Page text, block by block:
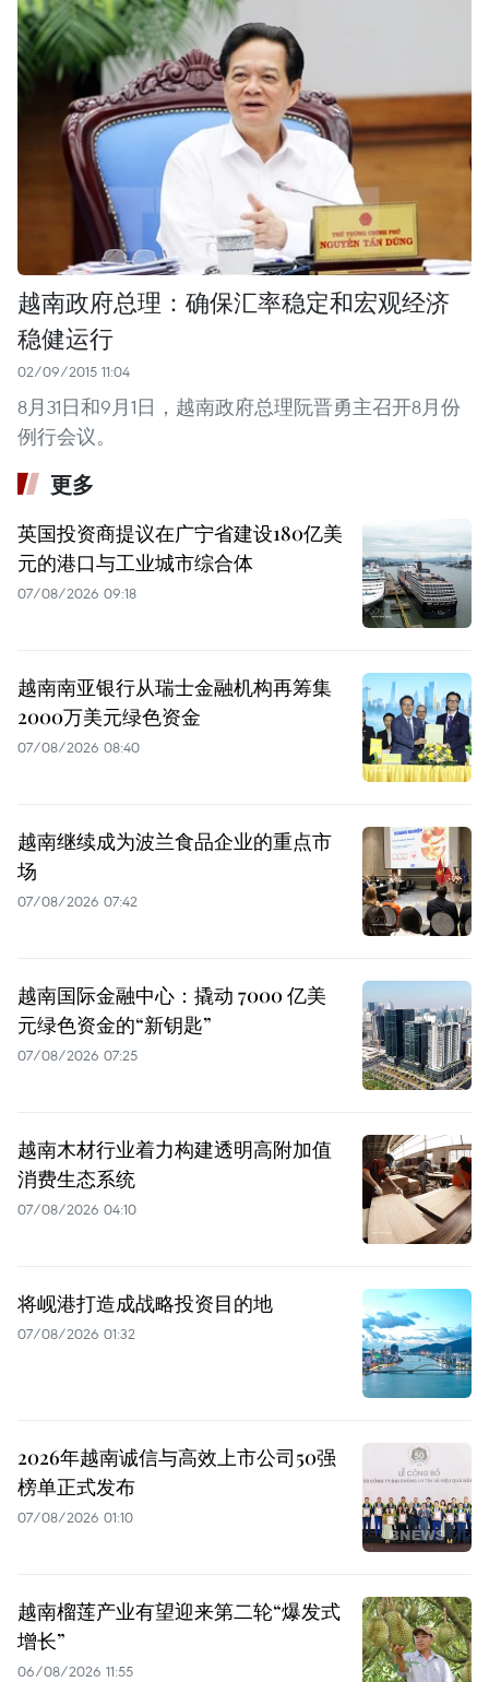
越南政府总理：确保汇率稳定和宏观经济
稳健运行
02/09/2015 11:04
8月31日和9月1日，越南政府总理阮晋勇主召开8月份
例行会议。
更多
英国投资商提议在广宁省建设180亿美
元的港口与工业城市综合体
07/08/2026 09:18
越南南亚银行从瑞士金融机构再筹集
2000万美元绿色资金
07/08/2026 08:40
越南继续成为波兰食品企业的重点市
场
07/08/2026 07:42
越南国际金融中心：撬动 7000 亿美
元绿色资金的“新钥匙”
07/08/2026 07:25
越南木材行业着力构建透明高附加值
消费生态系统
07/08/2026 04:10
将岘港打造成战略投资目的地
07/08/2026 01:32
2026年越南诚信与高效上市公司50强
榜单正式发布
07/08/2026 01:10
越南榴莲产业有望迎来第二轮“爆发式
增长”
06/08/2026 11:55